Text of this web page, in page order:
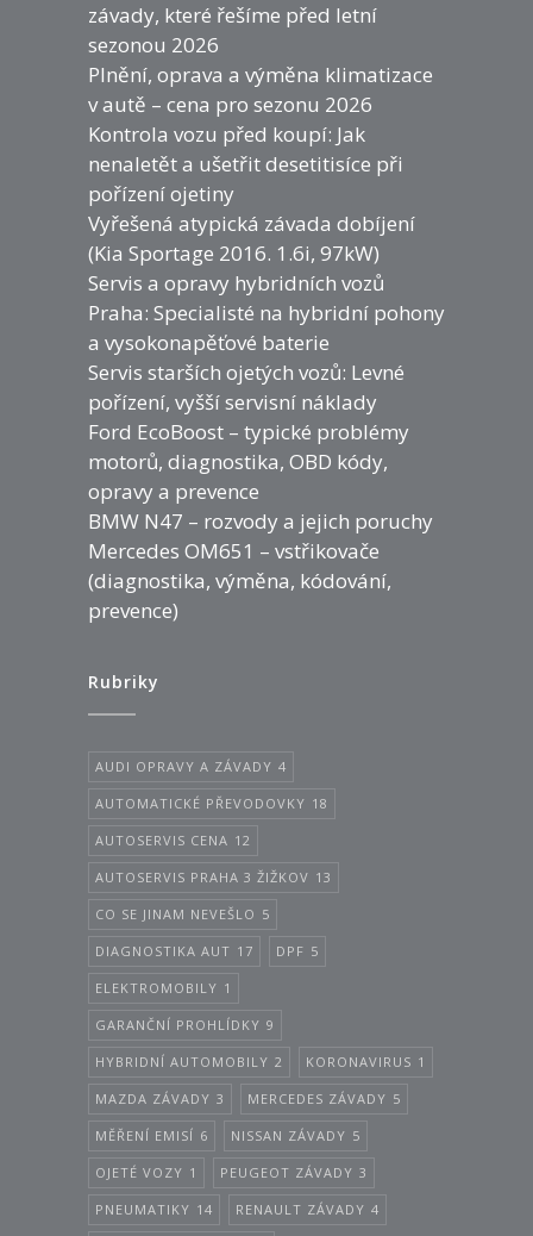
závady, které řešíme před letní
sezonou 2026
Plnění, oprava a výměna klimatizace
v autě – cena pro sezonu 2026
Kontrola vozu před koupí: Jak
nenaletět a ušetřit desetitisíce při
pořízení ojetiny
Vyřešená atypická závada dobíjení
(Kia Sportage 2016. 1.6i, 97kW)
Servis a opravy hybridních vozů
Praha: Specialisté na hybridní pohony
a vysokonapěťové baterie
Servis starších ojetých vozů: Levné
pořízení, vyšší servisní náklady
Ford EcoBoost – typické problémy
motorů, diagnostika, OBD kódy,
opravy a prevence
BMW N47 – rozvody a jejich poruchy
Mercedes OM651 – vstřikovače
(diagnostika, výměna, kódování,
prevence)
Rubriky
AUDI OPRAVY A ZÁVADY 4
AUTOMATICKÉ PŘEVODOVKY 18
AUTOSERVIS CENA 12
AUTOSERVIS PRAHA 3 ŽIŽKOV 13
CO SE JINAM NEVEŠLO 5
DIAGNOSTIKA AUT 17 DPF 5
ELEKTROMOBILY 1
GARANČNÍ PROHLÍDKY 9
HYBRIDNÍ AUTOMOBILY 2 KORONAVIRUS 1
MAZDA ZÁVADY 3 MERCEDES ZÁVADY 5
MĚŘENÍ EMISÍ 6 NISSAN ZÁVADY 5
OJETÉ VOZY 1 PEUGEOT ZÁVADY 3
PNEUMATIKY 14 RENAULT ZÁVADY 4